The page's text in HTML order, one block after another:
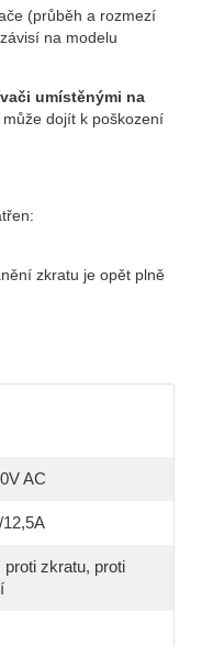
(průběh a rozmezí
na modelu
umístěnými na
může dojít k poškození
zkratu je opět plně
AC
proti zkratu, proti